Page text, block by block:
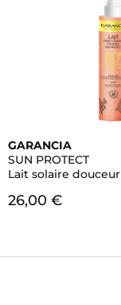
GARANCIA
SUN PROTECT
Lait solaire
26,00 €